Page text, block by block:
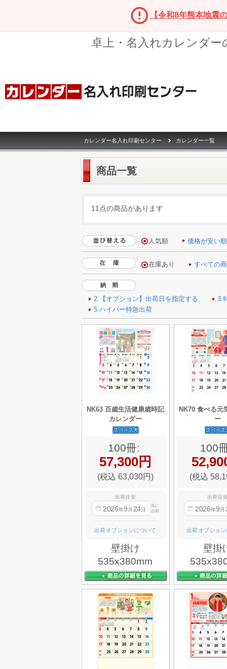
【令和8年熊本地震
卓上・名入れカレンダ
カレンダー名入れ印刷センター カレンダー一覧
商品一覧
11点の商品があります
人気順 価格が安い順
NK63 百歳生活健康歳時記
カレンダー
100冊:
57,300円
(税込 63,030円)
出荷目安
2026年9 月 24日
迄に
出荷
出荷オプションについて
壁掛け
535x380mm
NK70 食べる元
ー
100
(税込
出荷目
2026年9 月
出荷オプショ
壁掛